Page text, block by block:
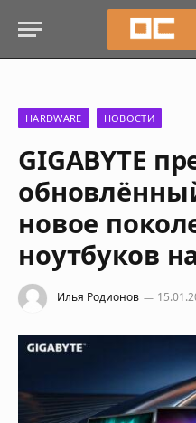
HARDWARE НОВОСТИ
GIGABYTE
новое
ноутбуков
Илья Родионов